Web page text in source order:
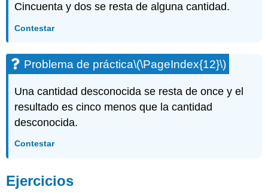
Cincuenta y dos se resta de alguna cantidad.
Contestar
Problema de práctica\(\PageIndex{12}\)
Una cantidad desconocida se resta de once y el
resultado es cinco menos que la cantidad
desconocida.
Contestar
Ejercicios